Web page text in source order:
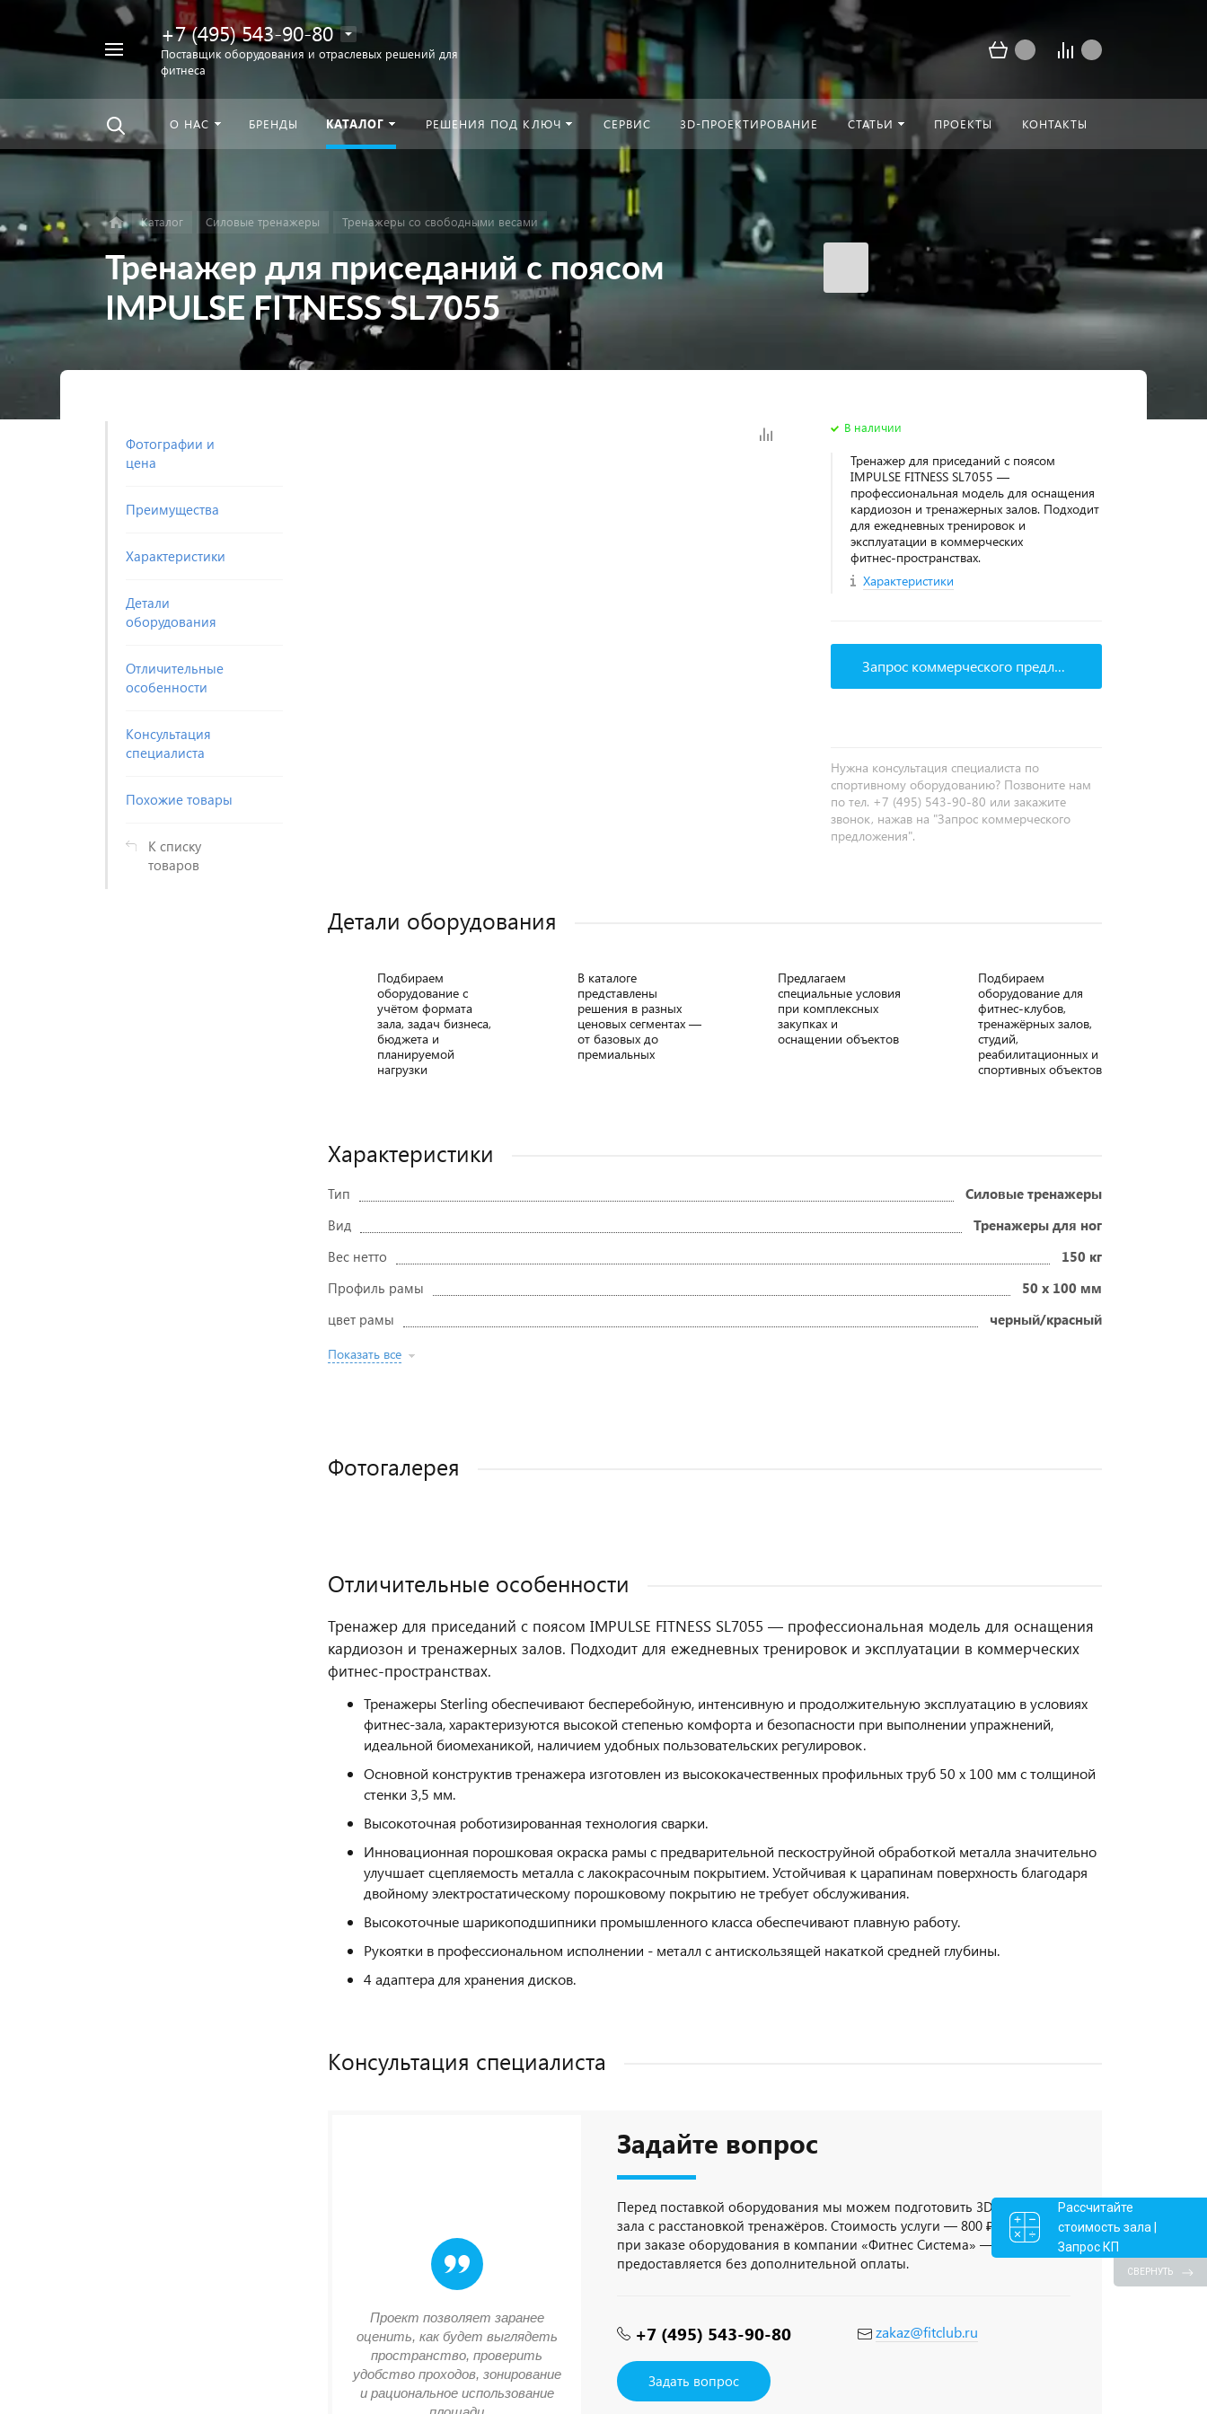
Например,
+7 (495) 543-90-80
Поставщик оборудования и отраслевых решений для
фитнеса
О НАС БРЕНДЫ КАТАЛОГ РЕШЕНИЯ ПОД КЛЮЧ СЕРВИС 3D-ПРОЕКТИРОВАНИЕ СТАТЬИ ПРОЕКТЫ КОНТАКТЫ
Каталог Силовые тренажеры Тренажеры со свободными весами
Тренажер для приседаний с поясом
IMPULSE FITNESS SL7055
Фотографии и
цена
Преимущества
Характеристики
Детали
оборудования
Отличительные
особенности
Консультация
специалиста
Похожие товары
К списку
товаров
В наличии
Тренажер для приседаний с поясом
IMPULSE FITNESS SL7055 —
профессиональная модель для оснащения
кардиозон и тренажерных залов. Подходит
для ежедневных тренировок и
эксплуатации в коммерческих
фитнес‑пространствах.
Характеристики
Запрос коммерческого предложения
Нужна консультация специалиста по
спортивному оборудованию? Позвоните нам
по тел. +7 (495) 543-90-80 или закажите
звонок, нажав на "Запрос коммерческого
предложения".
Детали оборудования
Подбираем
оборудование с
учётом формата
зала, задач бизнеса,
бюджета и
планируемой
нагрузки
В каталоге
представлены
решения в разных
ценовых сегментах —
от базовых до
премиальных
Предлагаем
специальные условия
при комплексных
закупках и
оснащении объектов
Подбираем
оборудование для
фитнес-клубов,
тренажёрных залов,
студий,
реабилитационных и
спортивных объектов
Характеристики
Тип
Силовые тренажеры
Вид
Тренажеры для ног
Вес нетто
150 кг
Профиль рамы
50 х 100 мм
цвет рамы
черный/красный
Показать все
Фотогалерея
Отличительные особенности
Тренажер для приседаний с поясом IMPULSE FITNESS SL7055 — профессиональная модель для оснащения
кардиозон и тренажерных залов. Подходит для ежедневных тренировок и эксплуатации в коммерческих
фитнес‑пространствах.
Тренажеры Sterling обеспечивают бесперебойную, интенсивную и продолжительную эксплуатацию в условиях
фитнес-зала, характеризуются высокой степенью комфорта и безопасности при выполнении упражнений,
идеальной биомеханикой, наличием удобных пользовательских регулировок.
Основной конструктив тренажера изготовлен из высококачественных профильных труб 50 х 100 мм с толщиной
стенки 3,5 мм.
Высокоточная роботизированная технология сварки.
Инновационная порошковая окраска рамы с предварительной пескоструйной обработкой металла значительно
улучшает сцепляемость металла с лакокрасочным покрытием. Устойчивая к царапинам поверхность благодаря
двойному электростатическому порошковому покрытию не требует обслуживания.
Высокоточные шарикоподшипники промышленного класса обеспечивают плавную работу.
Рукоятки в профессиональном исполнении - металл с антискользящей накаткой средней глубины.
4 адаптера для хранения дисков.
Консультация специалиста
Задайте вопрос
Перед поставкой оборудования мы можем подготовить 3D-проект
зала с расстановкой тренажёров. Стоимость услуги — 800 ₽/кв.метр,
при заказе оборудования в компании «Фитнес Система» — 3D-проект
предоставляется без дополнительной оплаты.
+7 (495) 543-90-80 zakaz@fitclub.ru
Задать вопрос
Проект позволяет заранее
оценить, как будет выглядеть
пространство, проверить
удобство проходов, зонирование
и рациональное использование
Рассчитайте
стоимость зала |
Запрос КП
СВЕРНУТЬ